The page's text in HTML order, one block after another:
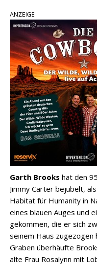
ANZEIGE
Garth Brooks hat den
Jimmy Carter bejubelt,
Habitat für Humanity in
eines blauen Auges und
gekommen, die er sich
seinem Haus zugezogen
Graben überhäufte
alte Frau Rosalynn mit